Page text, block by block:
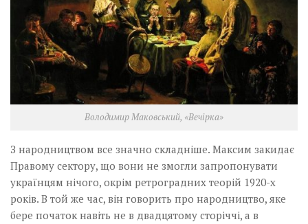
Володимир Маковський, «Вечірка»
З народництвом все значно складніше. Максим закидає
Правому сектору, що вони не змогли запропонувати
українцям нічого, окрім ретроградних теорій 1920-х
років. В той же час, він говорить про народництво, яке
бере початок навіть не в двадцятому сторіччі, а в